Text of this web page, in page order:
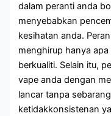
dalam peranti anda
menyebabkan
kesihatan anda.
menghirup hanya
berkualiti. Selain itu,
vape anda dengan
lancar tanpa
ketidakkonsistenan